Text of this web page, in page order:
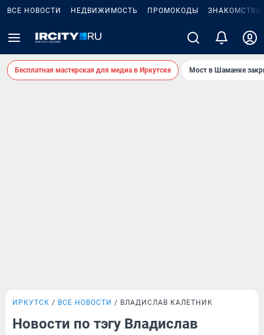
ВСЕ НОВОСТИ НЕДВИЖИМОСТЬ ПРОМОКОДЫ ЗНАКОМСТВА
Бесплатная мастерская для медиа в Иркутске Мост в Шаманке
ИРКУТСК ВСЕ НОВОСТИ ВЛАДИСЛАВ КАЛЕТНИК
Новости по тэгу Владислав